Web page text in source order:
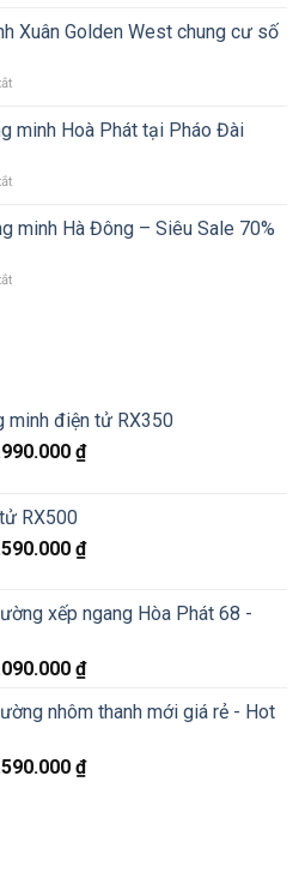
treo
hãng
từ
phơi
gấp
nên
nào
Xuân Golden West chung cư số
ở
giàn
Xuân
West
số
minh Hoà Phát tại Pháo Đài
ở
giàn
phơi
minh
Đống
Đa
minh Hà Đông – Siêu Sale 70%
ở
Đông
–
Siêu
chỉ
200K
minh điện tử RX350
₫
RX500
₫
xếp ngang Hòa Phát 68 -
₫
nhôm thanh mới giá rẻ - Hot
₫